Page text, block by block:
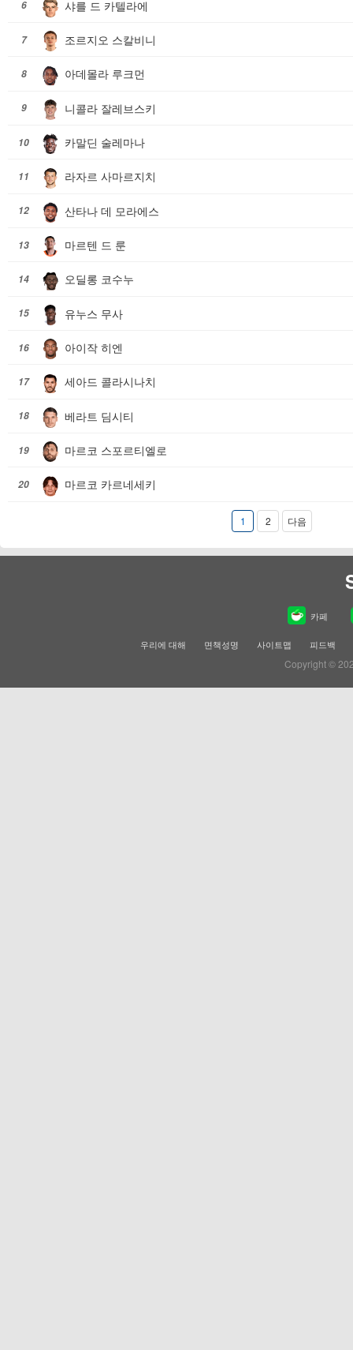
6 샤를 드 카텔라에
7 조르지오 스칼비니
8 아데몰라 루크먼
9 니콜라 잘레브스키
10 카말딘 술레마나
11 라자르 사마르지치
12 산타나 데 모라에스
13 마르텐 드 룬
14 오딜롱 코수누
15 유누스 무사
16 아이작 히엔
17 세아드 콜라시나치
18 베라트 딤시티
19 마르코 스포르티엘로
20 마르코 카르네세키
1 2 다음
카페
우리에 대해 면책성명 사이트맵 피드백
Copyright ©